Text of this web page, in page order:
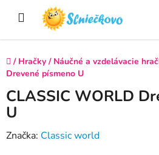
Domov
/ Hračky / Náučné a vzdelávacie
Drevené písmeno U
CLASSIC WORLD
U
Značka: Classic world